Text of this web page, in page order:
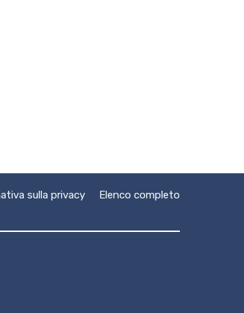
sulla privacy Elenco completo